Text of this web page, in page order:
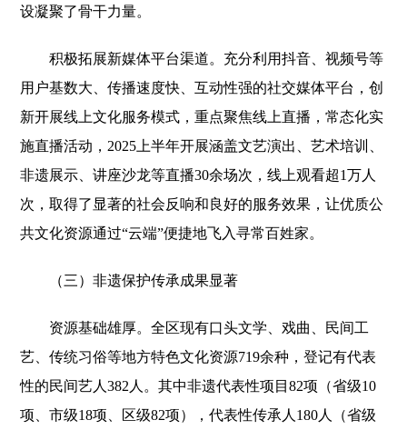
设凝聚了骨干力量。
积极拓展新媒体平台渠道。充分利用抖音、视频号等
用户基数大、传播速度快、互动性强的社交媒体平台，创
新开展线上文化服务模式，重点聚焦线上直播，常态化实
施直播活动，2025上半年开展涵盖文艺演出、艺术培训、
非遗展示、讲座沙龙等直播30余场次，线上观看超1万人
次，取得了显著的社会反响和良好的服务效果，让优质公
共文化资源通过“云端”便捷地飞入寻常百姓家。
（三）非遗保护传承成果显著
资源基础雄厚。全区现有口头文学、戏曲、民间工
艺、传统习俗等地方特色文化资源719余种，登记有代表
性的民间艺人382人。其中非遗代表性项目82项（省级10
项、市级18项、区级82项），代表性传承人180人（省级